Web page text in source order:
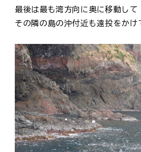
最後は最も湾方向に奥に移動して
その隣の島の沖付近も遠投をかけ